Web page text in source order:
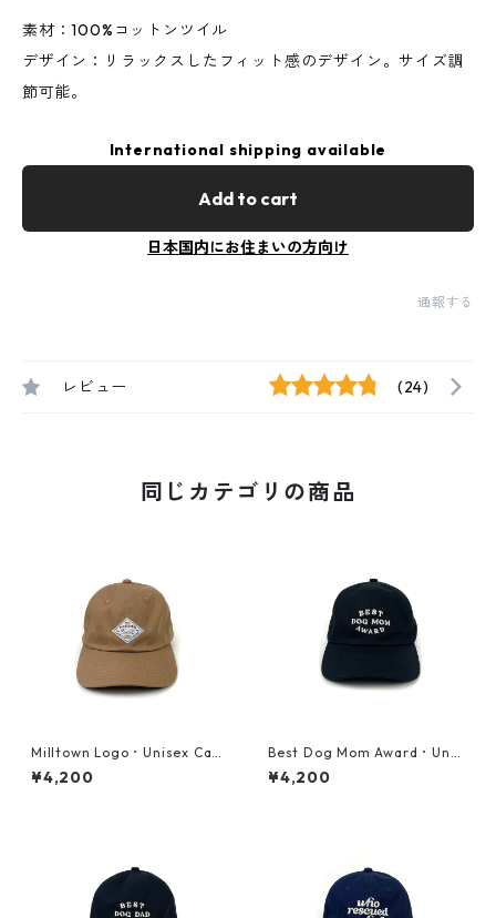
素材：100%コットンツイル
デザイン：リラックスしたフィット感のデザイン。サイズ調
節可能。
International shipping available
Add to cart
日本国内にお住まいの方向け
通報する
レビュー (24)
同じカテゴリの商品
Milltown Logo・Unisex Ca
p・ナツメグブラウン
¥4,200
Best Dog Mom Award・Unis
ex Cap・ブラック
¥4,200